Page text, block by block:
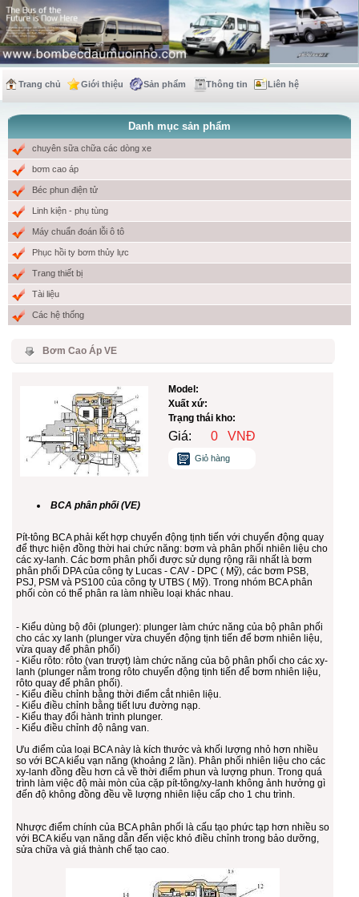
Trang chủ Giới thiệu Sản phẩm Thông tin Liên hệ
Danh mục sản phẩm
chuyên sữa chữa các dòng xe
bơm cao áp
Béc phun điện tử
Linh kiện - phụ tùng
Máy chuẩn đoán lỗi ô tô
Phục hồi ty bơm thủy lực
Trang thiết bị
Tài liệu
Các hệ thống
Bơm Cao Áp VE
Model:
Xuất xứ:
Trạng thái kho:
Giá: 0 VNĐ
Giỏ hàng
BCA phân phối (VE)
Pít-tông BCA phải kết hợp chuyển động tịnh tiến với chuyển động quay
để thực hiện đồng thời hai chức năng: bơm và phân phối nhiên liệu cho
các xy-lanh. Các bơm phân phối được sử dụng rộng rãi nhất là bơm
phân phối DPA của công ty Lucas - CAV - DPC ( Mỹ), các bơm PSB,
PSJ, PSM và PS100 của công ty UTBS ( Mỹ). Trong nhóm BCA phân
phối còn có thể phân ra làm nhiều loại khác nhau.
- Kiểu dùng bộ đôi (plunger): plunger làm chức năng của bộ phân phối
cho các xy lanh (plunger vừa chuyển động tịnh tiến để bơm nhiên liệu,
vừa quay để phân phối)
- Kiểu rôto: rôto (van trượt) làm chức năng của bộ phân phối cho các xy-
lanh (plunger nằm trong rôto chuyển động tịnh tiến để bơm nhiên liệu,
rôto quay để phân phối).
- Kiểu điều chỉnh bằng thời điểm cắt nhiên liệu.
- Kiểu điều chỉnh bằng tiết lưu đường nạp.
- Kiểu thay đổi hành trình plunger.
- Kiểu điều chỉnh độ nâng van.
Ưu điểm của loại BCA này là kích thước và khối lượng nhỏ hơn nhiều
so với BCA kiểu vạn năng (khoảng 2 lần). Phân phối nhiên liệu cho các
xy-lanh đồng đều hơn cả về thời điểm phun và lượng phun. Trong quá
trình làm việc độ mài mòn của cặp pít-tông/xy-lanh không ảnh hưởng gì
đến độ không đồng đều về lượng nhiên liệu cấp cho 1 chu trình.
Nhược điểm chính của BCA phân phối là cấu tạo phức tạp hơn nhiều so
với BCA kiểu vạn năng dẫn đến việc khó điều chỉnh trong bảo dưỡng,
sửa chữa và giá thành chế tạo cao.